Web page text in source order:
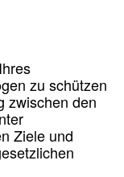
zu schützen
zwischen den
Ziele und